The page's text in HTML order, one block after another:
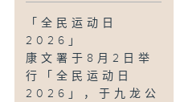
「全民运动日
2026」
康文署于8月2日举
行「全民运动日
2026」，于九龙公